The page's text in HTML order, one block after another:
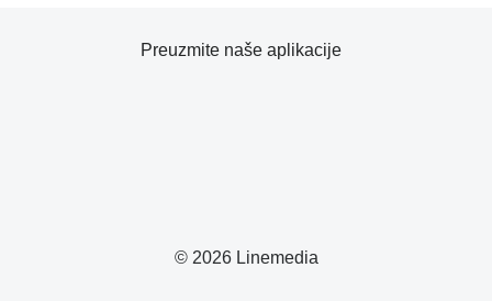
© 2026 Linemedia
Preuzmite naše aplikacije